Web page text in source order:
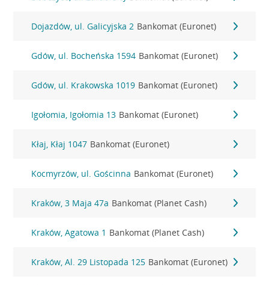
Dojazdów, ul. Galicyjska 2 Bankomat (Euronet)
Gdów, ul. Bocheńska 1594 Bankomat (Euronet)
Gdów, ul. Krakowska 1019 Bankomat (Euronet)
Igołomia, Igołomia 13 Bankomat (Euronet)
Kłaj, Kłaj 1047 Bankomat (Euronet)
Kocmyrzów, ul. Gościnna Bankomat (Euronet)
Kraków, 3 Maja 47a Bankomat (Planet Cash)
Kraków, Agatowa 1 Bankomat (Planet Cash)
Kraków, Al. 29 Listopada 125 Bankomat (Euronet)